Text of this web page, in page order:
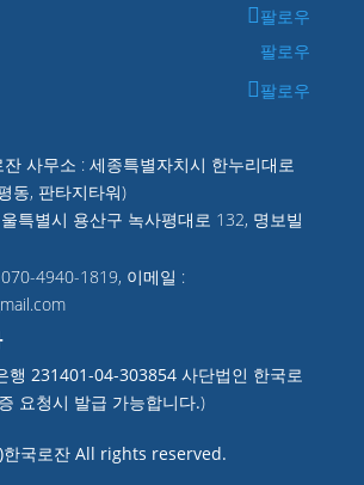
팔로우
팔로우
팔로우
사무소 : 세종특별자치시 한누리대로
동, 판타지타워)
특별시 용산구 녹사평대로 132, 명보빌
4940-1819, 이메일 :
행 231401-04-303854 사단법인 한국로
요청시 발급 가능합니다.)
국로잔 All rights reserved.